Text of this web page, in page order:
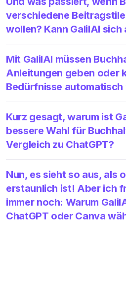
verschiedene
wollen? Kann GalilAI sich
Mit GalilAI müssen
Anleitungen geben oder
Bedürfnisse automatisch
Kurz gesagt, warum ist
bessere Wahl für
Vergleich zu ChatGPT?
Nun, es sieht so aus, als
erstaunlich ist! Aber ich
immer noch: Warum
ChatGPT oder Canva